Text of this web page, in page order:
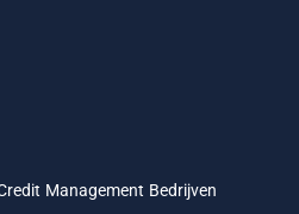
Management Bedrijven